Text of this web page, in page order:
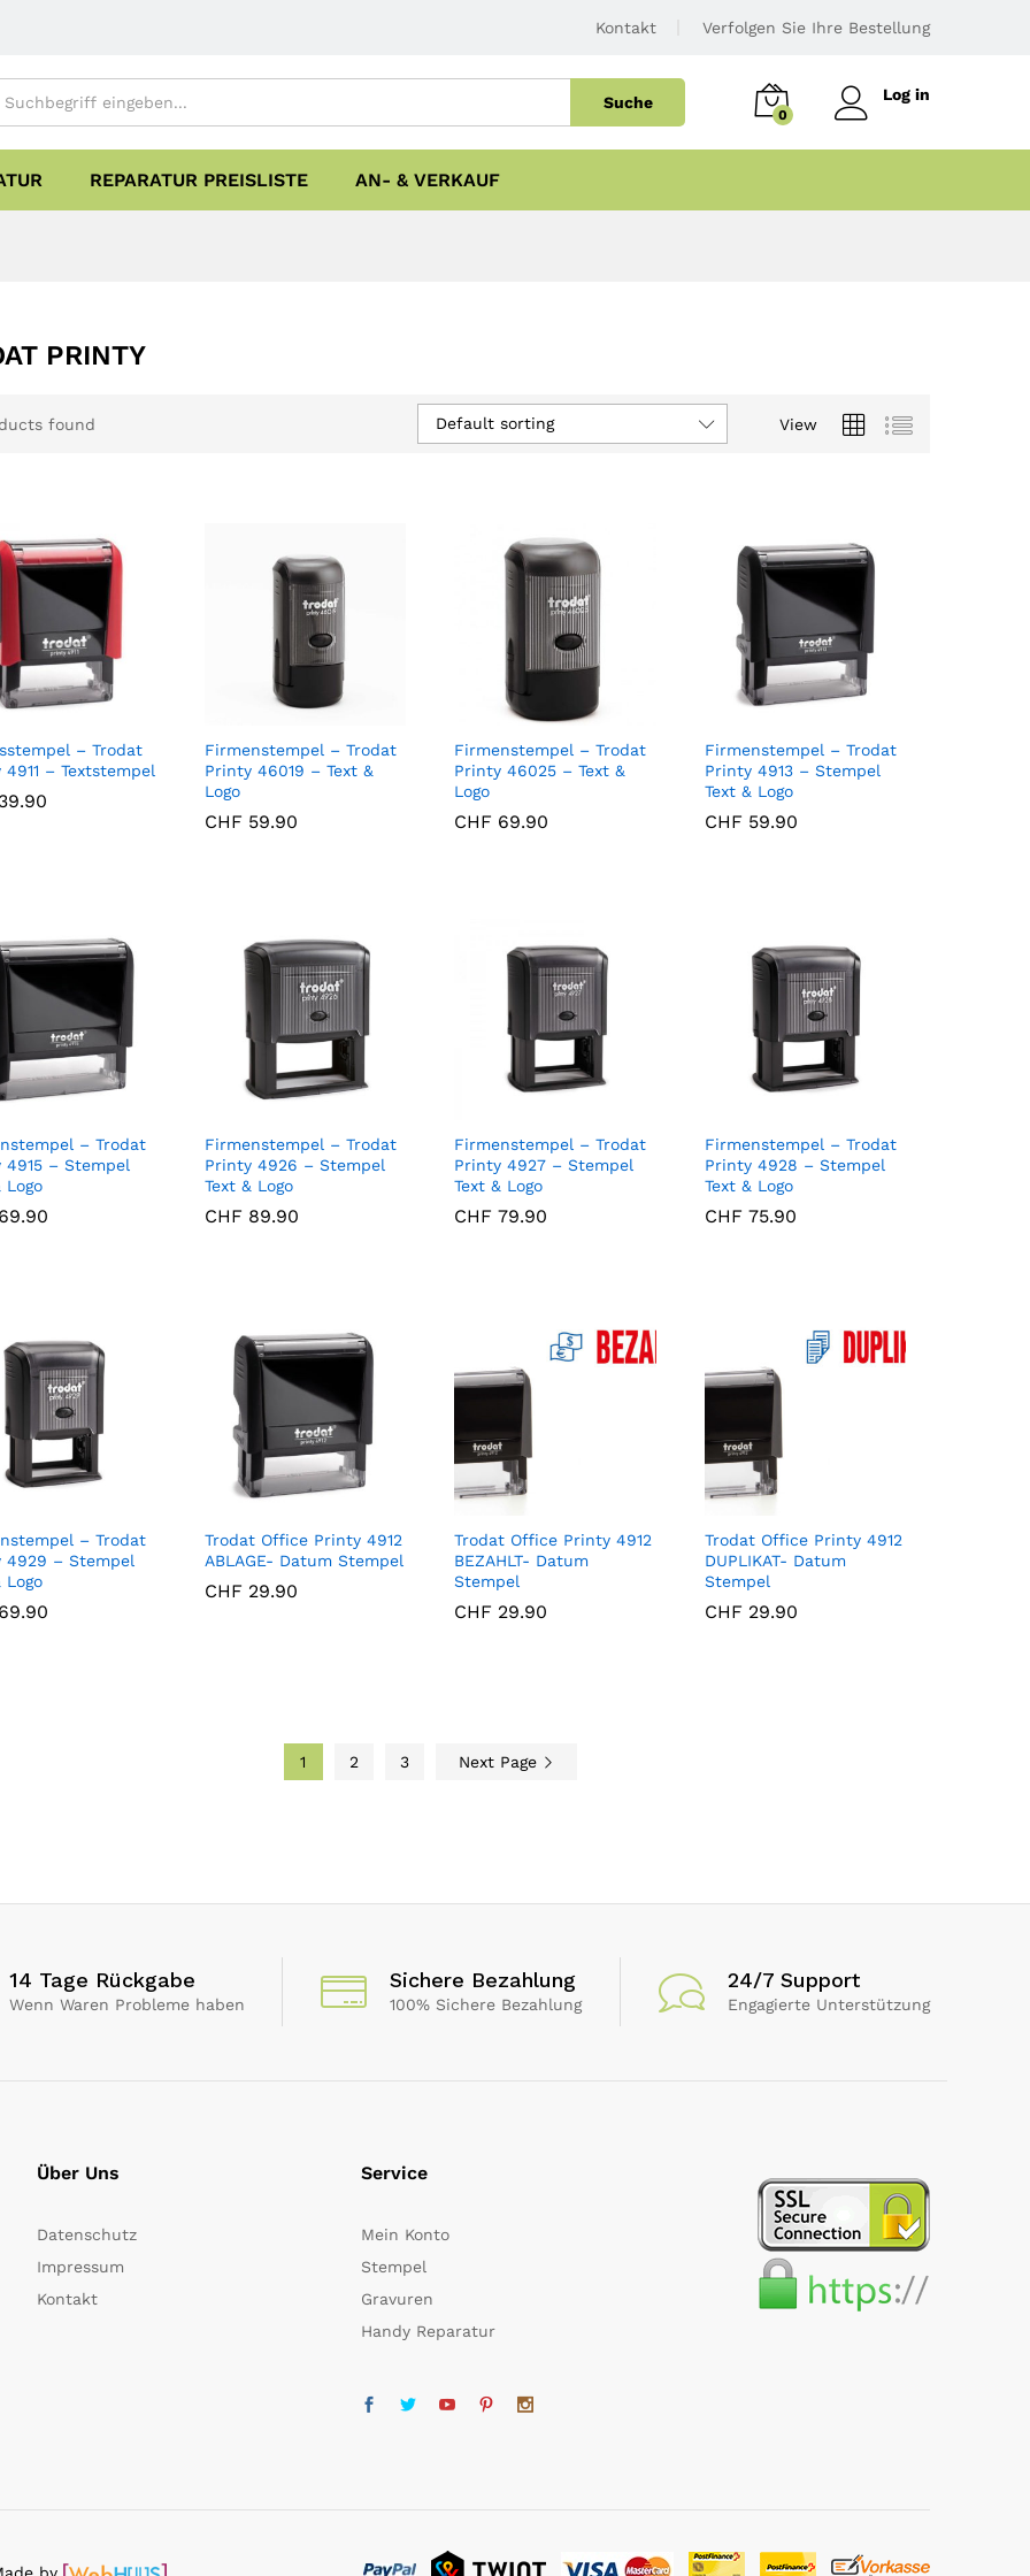
Kontakt Verfolgen Sie Ihre Bestellung
Suche
0
Log in
REPARATUR PREISLISTE AN- & VERKAUF
PRINTY
found View
Default sorting
– Trodat
– Textstempel
Firmenstempel – Trodat
Printy 46019 – Text &
Logo
CHF 59.90
CHF 59.90
Firmenstempel – Trodat
Printy 46025 – Text &
Logo
CHF 69.90
CHF 69.90
Firmenstempel – Trodat
Printy 4913 – Stempel
Text & Logo
CHF 59.90
CHF 59.90
– Trodat
4915 – Stempel
Logo
69.90
69.90
Firmenstempel – Trodat
Printy 4926 – Stempel
Text & Logo
CHF 89.90
CHF 89.90
Firmenstempel – Trodat
Printy 4927 – Stempel
Text & Logo
CHF 79.90
CHF 79.90
Firmenstempel – Trodat
Printy 4928 – Stempel
Text & Logo
CHF 75.90
CHF 75.90
– Trodat
4929 – Stempel
Logo
69.90
69.90
Trodat Office Printy 4912
ABLAGE- Datum Stempel
CHF 29.90
CHF 29.90
Trodat Office Printy 4912
BEZAHLT- Datum
Stempel
CHF 29.90
CHF 29.90
Trodat Office Printy 4912
DUPLIKAT- Datum
Stempel
CHF 29.90
CHF 29.90
1 2 3 Next Page
14 Tage Rückgabe
Wenn Waren Probleme haben
Sichere Bezahlung
100% Sichere Bezahlung
24/7 Support
Engagierte Unterstützung
Über Uns
Datenschutz
Impressum
Kontakt
Service
Mein Konto
Stempel
Gravuren
Handy Reparatur